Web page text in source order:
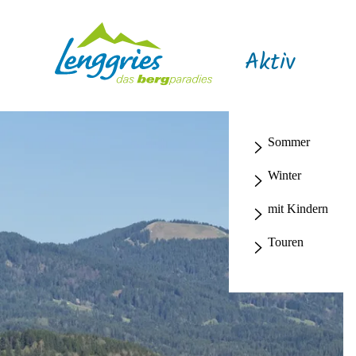
Aktiv
Sommer
Winter
mit Kindern
Touren